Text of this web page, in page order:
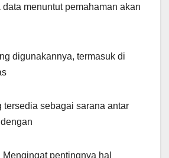
menuntut pemahaman akan
digunakannya, termasuk di
tersedia sebagai sarana antar
pentingnya hal